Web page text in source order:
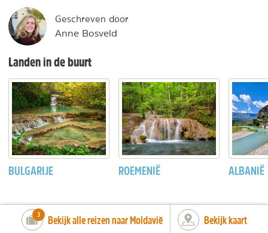
Geschreven door
Anne Bosveld
Landen in de buurt
BULGARIJE ROEMENIË ALBANIË
number_of_trips:
3 Bekijk alle reizen naar Moldavië Bekijk kaart